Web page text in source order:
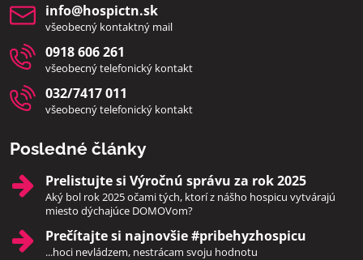
info​@hospictn​.sk
všeobecný kontaktný mail
0918 606 261
všeobecný telefonický kontakt
032/7417 011
všeobecný telefonický kontakt
Posledné články
Prelistujte si Výročnú správu za rok 2025
Aký bol rok 2025 očami tých, ktorí z nášho hospicu vytvárajú
miesto dýchajúce DOMOVom?
Prečítajte si najnovšie #pribehyzhospicu
...hoci nevládzem, nestrácam svoju hodnotu